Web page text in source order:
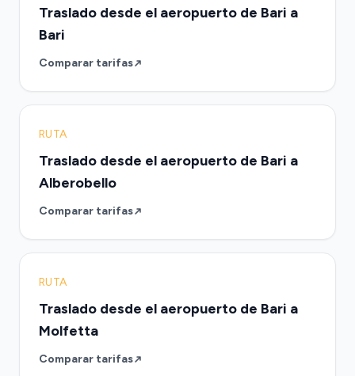
Traslado desde el aeropuerto de Bari a
Bari
Comparar tarifas
RUTA
Traslado desde el aeropuerto de Bari a
Alberobello
Comparar tarifas
RUTA
Traslado desde el aeropuerto de Bari a
Molfetta
Comparar tarifas